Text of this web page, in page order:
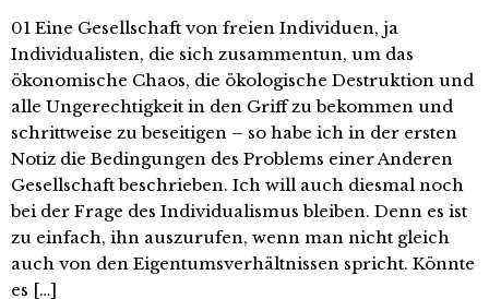
01 Eine Gesellschaft von freien Individuen, ja
Individualisten, die sich zusammentun, um das
ökonomische Chaos, die ökologische Destruktion und
alle Ungerechtigkeit in den Griff zu bekommen und
schrittweise zu beseitigen – so habe ich in der ersten
Notiz die Bedingungen des Problems einer Anderen
Gesellschaft beschrieben. Ich will auch diesmal noch
bei der Frage des Individualismus bleiben. Denn es ist
zu einfach, ihn auszurufen, wenn man nicht gleich
auch von den Eigentumsverhältnissen spricht. Könnte
es […]